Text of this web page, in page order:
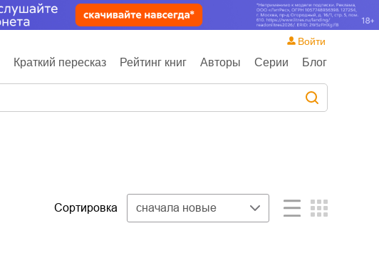
Краткий пересказ Рейтинг книг Авторы Серии Блог
Войти
Сортировка сначала новые